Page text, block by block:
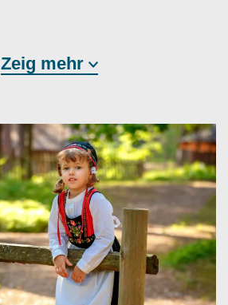
Zeig mehr